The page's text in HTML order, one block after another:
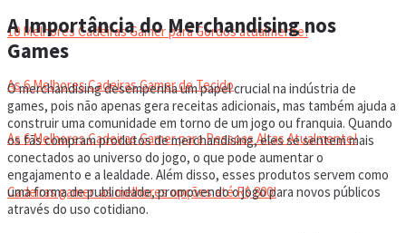
10 Melhores Cadeiras Gamer para Gordos atualmente!
As 6 Melhores Cadeiras Gamer de Tecido
As 6 Melhores Cadeiras Gamer para Pessoas Altas Atualmente!
Cadeiras gamer: as melhores opções até R$ 800!
A Importância do Merchandising nos
Games
O merchandising desempenha um papel crucial na indústria de
games, pois não apenas gera receitas adicionais, mas também ajuda a
construir uma comunidade em torno de um jogo ou franquia. Quando
os fãs compram produtos de merchandising, eles se sentem mais
conectados ao universo do jogo, o que pode aumentar o
engajamento e a lealdade. Além disso, esses produtos servem como
uma forma de publicidade, promovendo o jogo para novos públicos
através do uso cotidiano.